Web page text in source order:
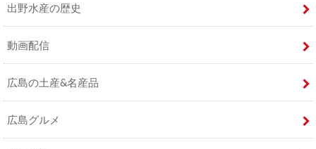
出野水産の歴史
動画配信
広島の土産&名産品
広島グルメ